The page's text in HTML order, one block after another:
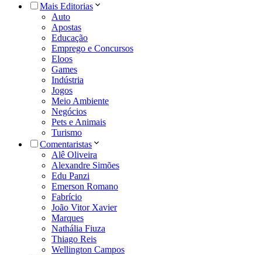
Mais Editorias
Auto
Apostas
Educação
Emprego e Concursos
Eloos
Games
Indústria
Jogos
Meio Ambiente
Negócios
Pets e Animais
Turismo
Comentaristas
Alê Oliveira
Alexandre Simões
Edu Panzi
Emerson Romano
Fabrício
João Vitor Xavier
Marques
Nathália Fiuza
Thiago Reis
Wellington Campos